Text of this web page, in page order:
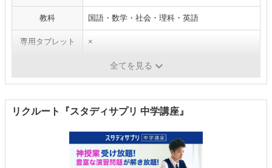
教科 国語・数学・社会・理科・英語
専用タブレット ×
全てを見る
リクルート『スタディサプリ 中学講座』